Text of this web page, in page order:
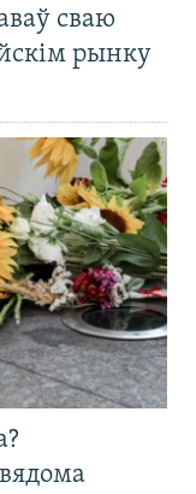
сваю
рынку